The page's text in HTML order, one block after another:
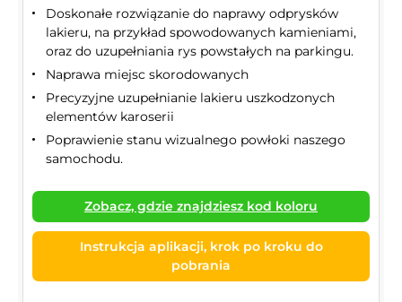
Doskonałe rozwiązanie do naprawy odprysków
lakieru, na przykład spowodowanych kamieniami,
oraz do uzupełniania rys powstałych na parkingu.
Naprawa miejsc skorodowanych
Precyzyjne uzupełnianie lakieru uszkodzonych
elementów karoserii
Poprawienie stanu wizualnego powłoki naszego
samochodu.
Zobacz, gdzie znajdziesz kod koloru
Instrukcja aplikacji, krok po kroku do
pobrania